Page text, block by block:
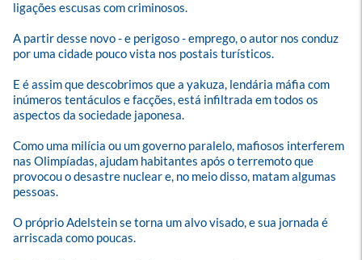
ligações escusas com criminosos.
A partir desse novo - e perigoso - emprego, o autor nos conduz
por uma cidade pouco vista nos postais turísticos.
E é assim que descobrimos que a yakuza, lendária máfia com
inúmeros tentáculos e facções, está infiltrada em todos os
aspectos da sociedade japonesa.
Como uma milícia ou um governo paralelo, mafiosos interferem
nas Olimpíadas, ajudam habitantes após o terremoto que
provocou o desastre nuclear e, no meio disso, matam algumas
pessoas.
O próprio Adelstein se torna um alvo visado, e sua jornada é
arriscada como poucas.